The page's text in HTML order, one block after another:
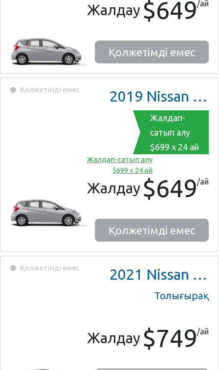
Жалдау $649/ай
Қолжетімді емес
Қолжетімді емес 2019 Nissan Versa Note
Жалдап-
сатып алу
$699 x 24 ай
Жалдап-сатып алу
$699 x 24 ай
Жалдау $649/ай
Қолжетімді емес
Қолжетімді емес 2021 Nissan Sentra
Толығырақ
Жалдау $749/ай